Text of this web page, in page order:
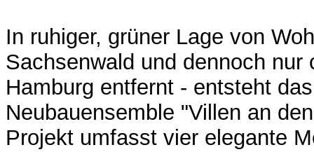
In ruhiger, grüner Lage von
Sachsenwald und dennoch nur
Hamburg entfernt - entsteht
Neubauensemble "Villen an
Projekt umfasst vier elegante